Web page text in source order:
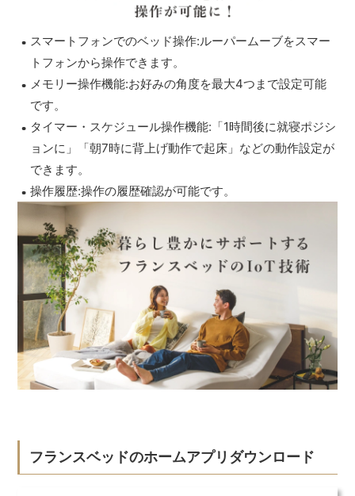
スマートフォンでのベッド操作:ルーパームーブをスマー
トフォンから操作できます。
メモリー操作機能:お好みの角度を最大4つまで設定可能
です。
タイマー・スケジュール操作機能:「1時間後に就寝ポジシ
ョンに」「朝7時に背上げ動作で起床」などの動作設定が
できます。
操作履歴:操作の履歴確認が可能です。
フランスベッドのホームアプリダウンロード